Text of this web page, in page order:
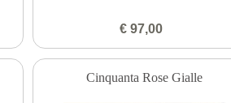
€ 97,00
Cinquanta Rose Gialle